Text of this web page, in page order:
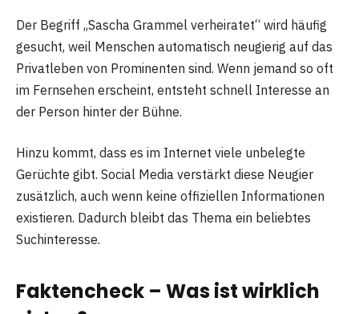
Der Begriff „Sascha Grammel verheiratet“ wird häufig
gesucht, weil Menschen automatisch neugierig auf das
Privatleben von Prominenten sind. Wenn jemand so oft
im Fernsehen erscheint, entsteht schnell Interesse an
der Person hinter der Bühne.
Hinzu kommt, dass es im Internet viele unbelegte
Gerüchte gibt. Social Media verstärkt diese Neugier
zusätzlich, auch wenn keine offiziellen Informationen
existieren. Dadurch bleibt das Thema ein beliebtes
Suchinteresse.
Faktencheck – Was ist wirklich